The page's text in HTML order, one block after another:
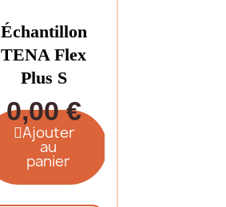
Échantillon
TENA Flex
Plus S
0,00 €
Ajouter
au
panier